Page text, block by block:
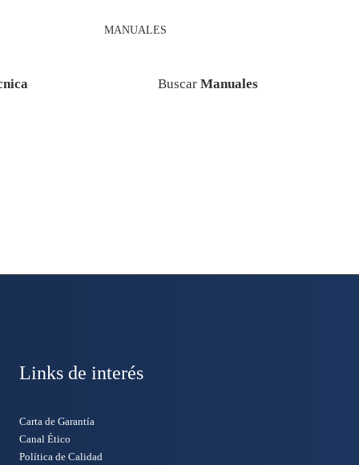
MANUALES
Buscar Manuales
Links de interés
Carta de Garantía
Canal Ético
Política de Calidad